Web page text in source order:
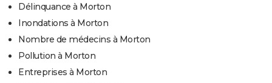
Délinquance à Morton
Inondations à Morton
Nombre de médecins à Morton
Pollution à Morton
Entreprises à Morton